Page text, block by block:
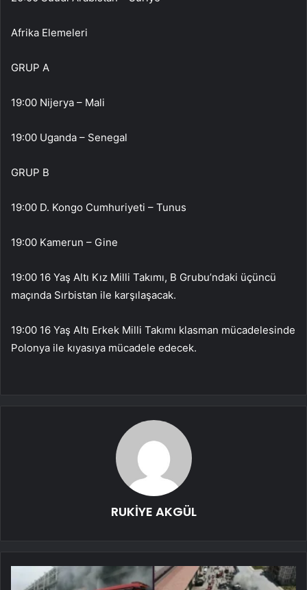
Afrika Elemeleri
GRUP A
19:00 Nijerya – Mali
19:00 Uganda – Senegal
GRUP B
19:00 D. Kongo Cumhuriyeti – Tunus
19:00 Kamerun – Gine
19:00 16 Yaş Altı Kız Milli Takımı, B Grubu’ndaki üçüncü
maçında Sırbistan ile karşılaşacak.
19:00 16 Yaş Altı Erkek Milli Takımı klasman mücadelesinde
Polonya ile kıyasıya mücadele edecek.
RUKİYE AKGÜL